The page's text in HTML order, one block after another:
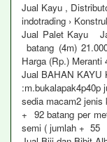
Jual Kayu ,
indotrading ›
Jual Palet Kayu
batang (4m)
Harga (Rp.) Meranti
Jual BAHAN KAYU
:m.bukalapak4p40p
sedia macam2
+ 92 batang per
semi ( jumlah + 55